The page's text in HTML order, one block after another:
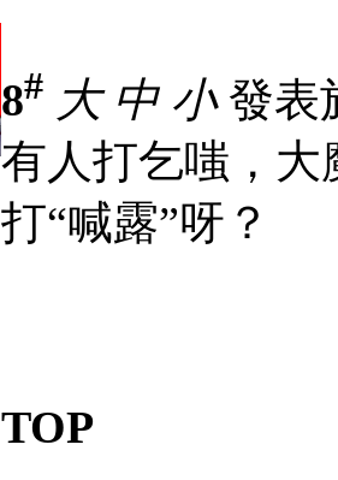
8# 大 中 小發表
有人打乞嗤，大
打“喊露”呀？
TOP